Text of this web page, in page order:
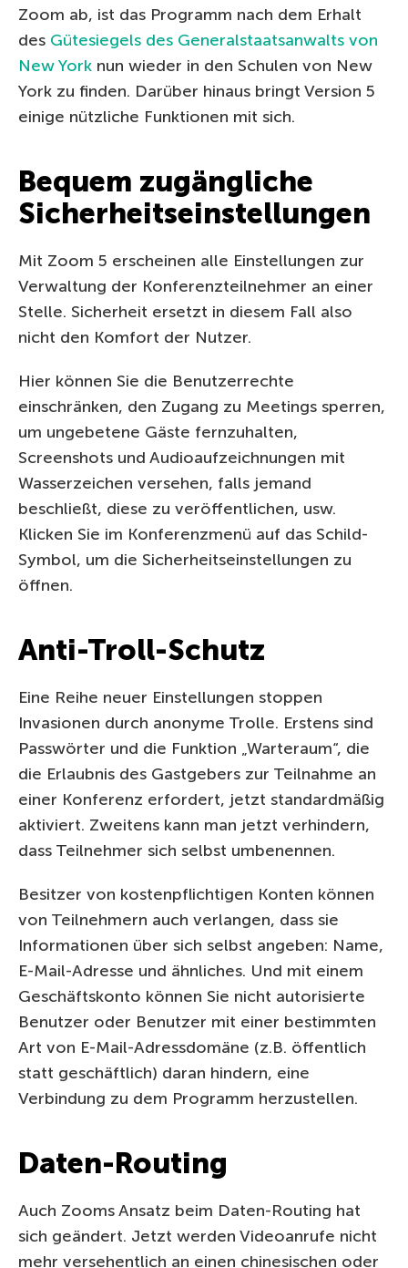
Zoom ab, ist das Programm nach dem Erhalt
des Gütesiegels des Generalstaatsanwalts von
New York nun wieder in den Schulen von New
York zu finden. Darüber hinaus bringt Version 5
einige nützliche Funktionen mit sich.
Bequem zugängliche
Sicherheitseinstellungen
Mit Zoom 5 erscheinen alle Einstellungen zur
Verwaltung der Konferenzteilnehmer an einer
Stelle. Sicherheit ersetzt in diesem Fall also
nicht den Komfort der Nutzer.
Hier können Sie die Benutzerrechte
einschränken, den Zugang zu Meetings sperren,
um ungebetene Gäste fernzuhalten,
Screenshots und Audioaufzeichnungen mit
Wasserzeichen versehen, falls jemand
beschließt, diese zu veröffentlichen, usw.
Klicken Sie im Konferenzmenü auf das Schild-
Symbol, um die Sicherheitseinstellungen zu
öffnen.
Anti-Troll-Schutz
Eine Reihe neuer Einstellungen stoppen
Invasionen durch anonyme Trolle. Erstens sind
Passwörter und die Funktion „Warteraum“, die
die Erlaubnis des Gastgebers zur Teilnahme an
einer Konferenz erfordert, jetzt standardmäßig
aktiviert. Zweitens kann man jetzt verhindern,
dass Teilnehmer sich selbst umbenennen.
Besitzer von kostenpflichtigen Konten können
von Teilnehmern auch verlangen, dass sie
Informationen über sich selbst angeben: Name,
E-Mail-Adresse und ähnliches. Und mit einem
Geschäftskonto können Sie nicht autorisierte
Benutzer oder Benutzer mit einer bestimmten
Art von E-Mail-Adressdomäne (z.B. öffentlich
statt geschäftlich) daran hindern, eine
Verbindung zu dem Programm herzustellen.
Daten-Routing
Auch Zooms Ansatz beim Daten-Routing hat
sich geändert. Jetzt werden Videoanrufe nicht
mehr versehentlich an einen chinesischen oder